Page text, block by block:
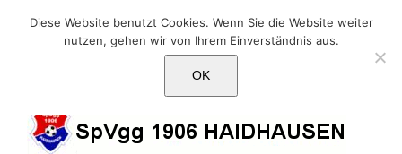
E-Mail: info@1906haidhausen.de
FacebookInstagram
E-
Diese Website benutzt Cookies. Wenn Sie die Website weiter
nutzen, gehen wir von Ihrem Einverständnis aus.
OK